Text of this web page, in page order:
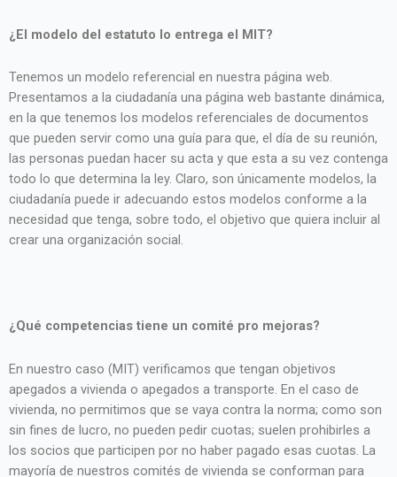
¿El modelo del estatuto lo entrega el MIT?
Tenemos un modelo referencial en nuestra página web.
Presentamos a la ciudadanía una página web bastante dinámica,
en la que tenemos los modelos referenciales de documentos
que pueden servir como una guía para que, el día de su reunión,
las personas puedan hacer su acta y que esta a su vez contenga
todo lo que determina la ley. Claro, son únicamente modelos, la
ciudadanía puede ir adecuando estos modelos conforme a la
necesidad que tenga, sobre todo, el objetivo que quiera incluir al
crear una organización social.
¿Qué competencias tiene un comité pro mejoras?
En nuestro caso (MIT) verificamos que tengan objetivos
apegados a vivienda o apegados a transporte. En el caso de
vivienda, no permitimos que se vaya contra la norma; como son
sin fines de lucro, no pueden pedir cuotas; suelen prohibirles a
los socios que participen por no haber pagado esas cuotas. La
mayoría de nuestros comités de vivienda se conforman para